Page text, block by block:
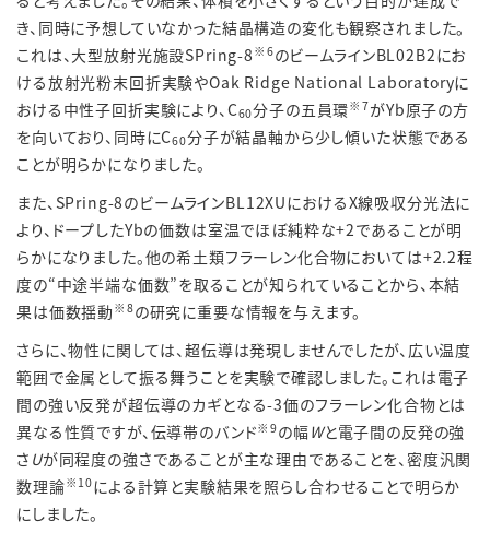
き、同時に予想していなかった結晶構造の変化も観察されました。
これは、大型放射光施設SPring-8 ※6のビームラインBL02B2にお
ける放射光粉末回折実験やOak Ridge National Laboratoryに
おける中性子回折実験により、C60分子の五員環※7がYb原子の方
を向いており、同時にC60分子が結晶軸から少し傾いた状態である
ことが明らかになりました。
また、SPring-8のビームラインBL12XUにおけるX線吸収分光法に
より、ドープしたYbの価数は室温でほぼ純粋な+2であることが明
らかになりました。他の希土類フラーレン化合物においては+2.2程
度の“中途半端な価数”を取ることが知られていることから、本結
果は価数揺動 ※8の研究に重要な情報を与えます。
さらに、物性に関しては、超伝導は発現しませんでしたが、広い温度
範囲で金属として振る舞うことを実験で確認しました。これは電子
間の強い反発が超伝導のカギとなる-3価のフラーレン化合物とは
異なる性質ですが、 伝導帯のバンド※9の幅Wと電子間の反発の強
さ Uが同程度の強さであることが主な理由であることを、密度汎関
数理論※10による計算と実験結果を照らし合わせることで明らか
にしました。